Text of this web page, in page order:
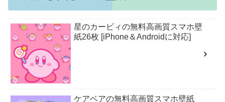
星のカービィの無料高画質スマホ壁
紙26枚 [iPhone＆Androidに対応]
ケアベアの無料高画質スマホ壁紙